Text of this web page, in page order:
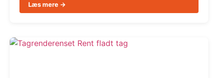
Læs mere →